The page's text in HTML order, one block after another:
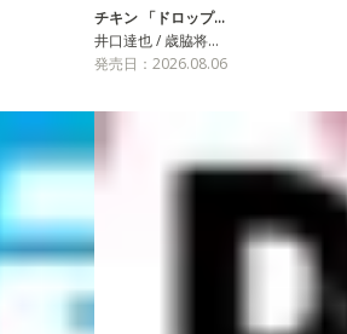
チキン 「ドロップ…
井口達也 / 歳脇将…
発売日：2026.08.06